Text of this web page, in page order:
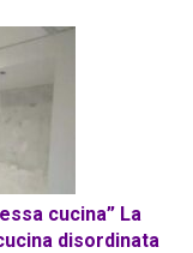
cucina” La
disordinata